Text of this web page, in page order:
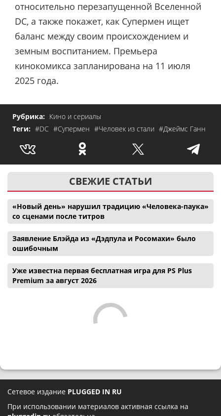
относительно перезапущенной Вселенной
DC, а также покажет, как Супермен ищет
баланс между своим происхождением и
земным воспитанием. Премьера
кинокомикса запланирована на 11 июля
2025 года.
Рубрика: Кино и сериалы
Теги: #DC #Супермен #Человек из стали #Джеймс Ганн
СВЕЖИЕ СТАТЬИ
«Новый день» нарушил традицию «Человека-паука»
со сценами после титров
Заявление Блэйда из «Дэдпула и Росомахи» было
ошибочным
Уже известна первая бесплатная игра для PS Plus
Premium за август 2026
Сетевое издание PLUGGED IN RU
При использовании материалов активная ссылка на